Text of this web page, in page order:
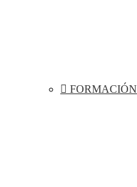
FORMACIÓN